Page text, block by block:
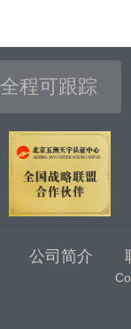
全程可跟踪
公司简介